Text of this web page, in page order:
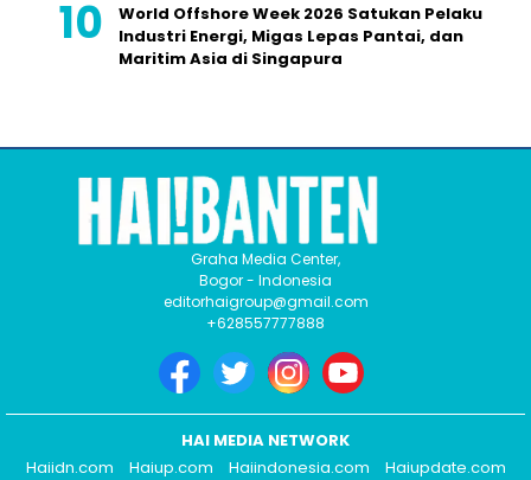
World Offshore Week 2026 Satukan Pelaku
Industri Energi, Migas Lepas Pantai, dan
Maritim Asia di Singapura
Graha Media Center,
Bogor - Indonesia
editorhaigroup@gmail.com
+628557777888
HAI MEDIA NETWORK
Haiidn.com
Haiup.com Haiindonesia.com Haiupdate.com